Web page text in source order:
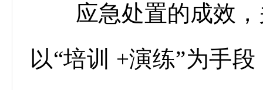
应急处置的成效，
以“培训 +演练”为手